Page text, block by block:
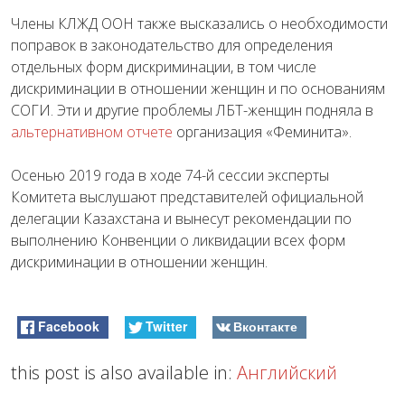
Члены КЛЖД ООН также высказались о необходимости
поправок в законодательство для определения
отдельных форм дискриминации, в том числе
дискриминации в отношении женщин и по основаниям
СОГИ. Эти и другие проблемы ЛБТ-женщин подняла в
альтернативном отчете организация «Феминита».
Осенью 2019 года в ходе 74-й сессии эксперты
Комитета выслушают представителей официальной
делегации Казахстана и вынесут рекомендации по
выполнению Конвенции о ликвидации всех форм
дискриминации в отношении женщин.
Facebook Twitter Вконтакте
this post is also available in: Английский